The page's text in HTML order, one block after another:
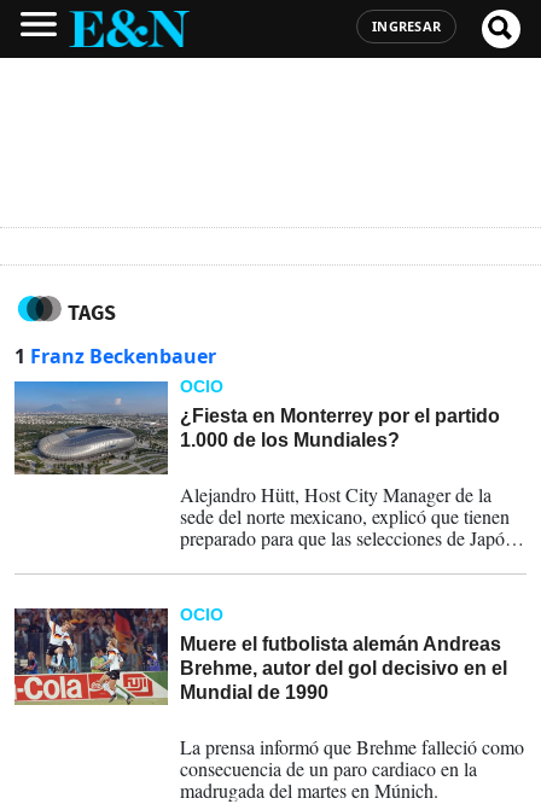
INGRESAR
TAGS
1 Franz Beckenbauer
OCIO
¿Fiesta en Monterrey por el partido
1.000 de los Mundiales?
Alejandro Hütt, Host City Manager de la
sede del norte mexicano, explicó que tienen
preparado para que las selecciones de Japón
calor de la gente del norte de México.
OCIO
Muere el futbolista alemán Andreas
Brehme, autor del gol decisivo en el
Mundial de 1990
La prensa informó que Brehme falleció como
consecuencia de un paro cardiaco en la
madrugada del martes en Múnich.